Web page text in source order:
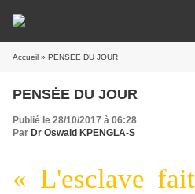
Accueil » PENSĖE DU JOUR
PENSĖE DU JOUR
Publié le 28/10/2017 à 06:28
Par Dr Oswald KPENGLA-S
« L'esclave